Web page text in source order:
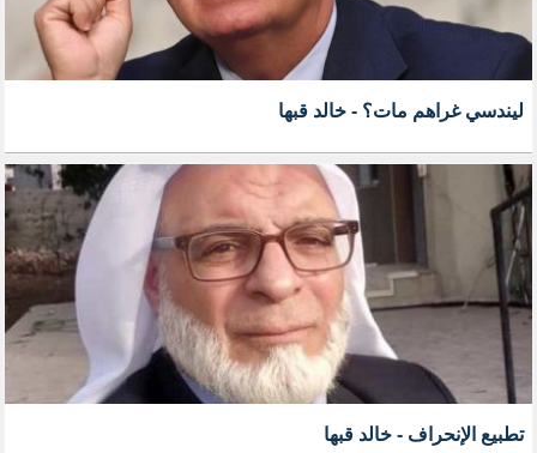
ليندسي غراهم مات؟ - خالد قبها
تطبيع الإنحراف - خالد قبها